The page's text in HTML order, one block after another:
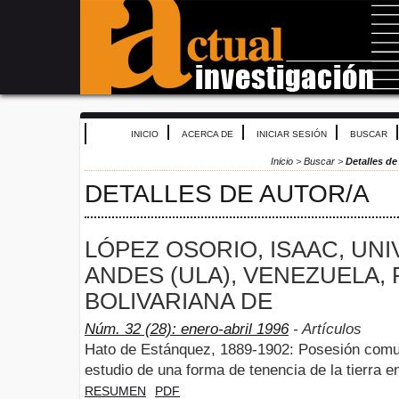
INICIO ACERCA DE INICIAR SESIÓN BUSCAR
Inicio > Buscar > Detalles
DETALLES DE AUTOR/A
LÓPEZ OSORIO, ISAAC,
ANDES (ULA), VENEZUELA,
BOLIVARIANA DE
Núm. 32 (28): enero-abril 1996- Artículos
Hato de Estánquez, 1889-1902: Posesión
estudio de una forma de tenencia de la tierra
RESUMEN PDF